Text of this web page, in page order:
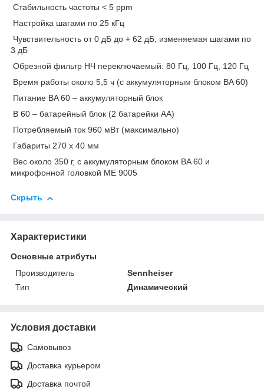
Стабильность частоты < 5 ppm
Настройка шагами по 25 кГц
Чувствительность от 0 дБ до + 62 дБ, изменяемая шагами по
3 дБ
Обрезной фильтр НЧ переключаемый: 80 Гц, 100 Гц, 120 Гц
Время работы около 5,5 ч (с аккумуляторным блоком BA 60)
Питание BA 60 – аккумуляторный блок
B 60 – батарейный блок (2 батарейки АА)
Потребляемый ток 960 мВт (максимально)
Габариты 270 x 40 мм
Вес около 350 г, с аккумуляторным блоком BA 60 и
микрофонной головкой ME 9005
Скрыть
Характеристики
Основные атрибуты
Производитель
Sennheiser
Тип
Динамический
Условия доставки
Самовывоз
Доставка курьером
Доставка почтой